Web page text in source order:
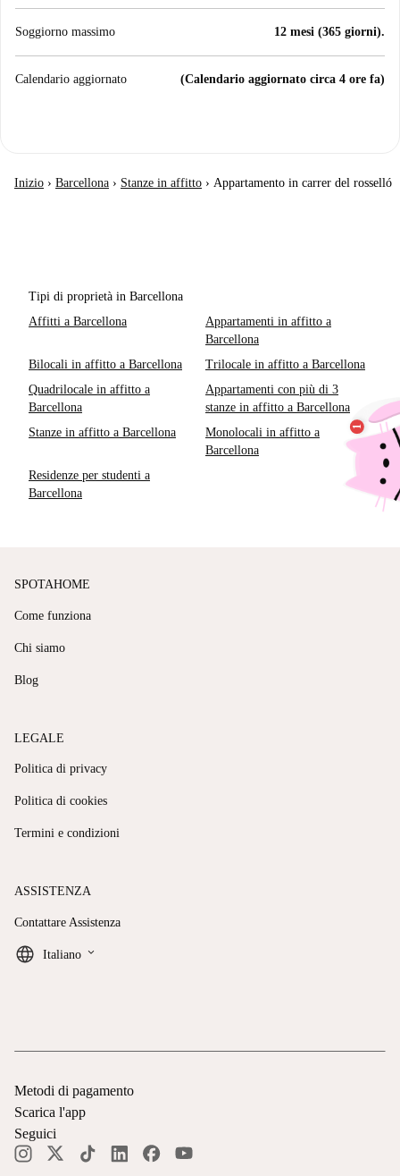
Soggiorno massimo 12 mesi (365 giorni).
Calendario aggiornato (Calendario aggiornato circa 4 ore fa)
Inizio › Barcellona › Stanze in affitto › Appartamento in carrer del rosselló
Tipi di proprietà in Barcellona
Affitti a Barcellona
Appartamenti in affitto a
Barcellona
Bilocali in affitto a Barcellona
Trilocale in affitto a Barcellona
Quadrilocale in affitto a
Barcellona
Appartamenti con più di 3
stanze in affitto a Barcellona
Stanze in affitto a Barcellona
Monolocali in affitto a
Barcellona
Residenze per studenti a
Barcellona
SPOTAHOME
Come funziona
Chi siamo
Blog
LEGALE
Politica di privacy
Politica di cookies
Termini e condizioni
ASSISTENZA
Contattare Assistenza
Italiano keyboard_arrow_down
Metodi di pagamento
Scarica l'app
Seguici